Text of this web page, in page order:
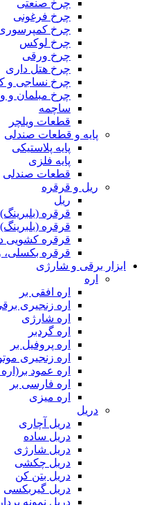
چرخ صنعتی
چرخ فرغونی
چرخ کمپرسوری
چرخ لوکس
چرخ ورقی
چرخ هتل داری
چرخ نساجی و
چرخ مبلمان و
ساچمه
قطعات ویلچر
پایه و قطعات صندلی
پایه پلاستیکی
پایه فلزی
قطعات صندلی
ریل و قرقره
ریل
قرقره
قرقره
قرقره کشویی
قرقره
ابزار برقی و شارژی
اره
اره افقی بر
اره زنجیری
اره شارژی
اره گردبر
اره پروفیل بر
اره زنجیری
اره عمود
اره فارسی بر
اره میزی
دریل
دریل آچاری
دریل ساده
دریل شارژی
دریل چکشی
دریل بتن کن
دریل گیربکسی
دریل نمونه